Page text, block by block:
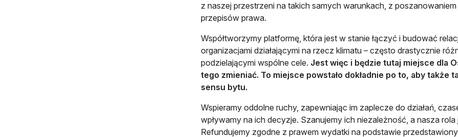
z naszej przestrzeni na takich samych warunkach, z
przepisów prawa.
Współtworzymy platformę, która jest w stanie łączyć i budować
organizacjami działającymi na rzecz klimatu – często drastycznie
podzielającymi wspólne cele. Jest więc i będzie tutaj miejsce dla
tego zmieniać. To miejsce powstało dokładnie po to, aby także
sensu bytu.
Wspieramy oddolne ruchy, zapewniając im zaplecze do działań,
wpływamy na ich decyzje. Szanujemy ich niezależność, a nasza
Refundujemy zgodne z prawem wydatki na podstawie